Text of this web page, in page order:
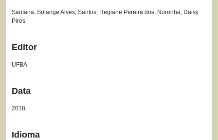
Santana, Solange Alves; Santos, Regiane Pereira dos; Noronha, Daisy
Pires
Editor
UFBA
Data
2018
Idioma